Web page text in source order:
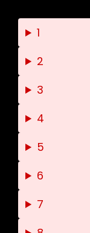
1
2
3
4
5
6
7